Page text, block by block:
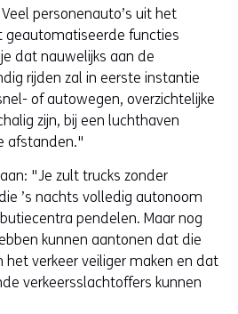
personenauto’s uit het
functies
dat nauwelijks aan de
rijden zal in eerste instantie
of autowegen, overzichtelijke
zijn, bij een luchthaven
afstanden."
"Je zult trucks zonder
’s nachts volledig autonoom
pendelen. Maar nog
kunnen aantonen dat die
verkeer veiliger maken en dat
verkeersslachtoffers kunnen